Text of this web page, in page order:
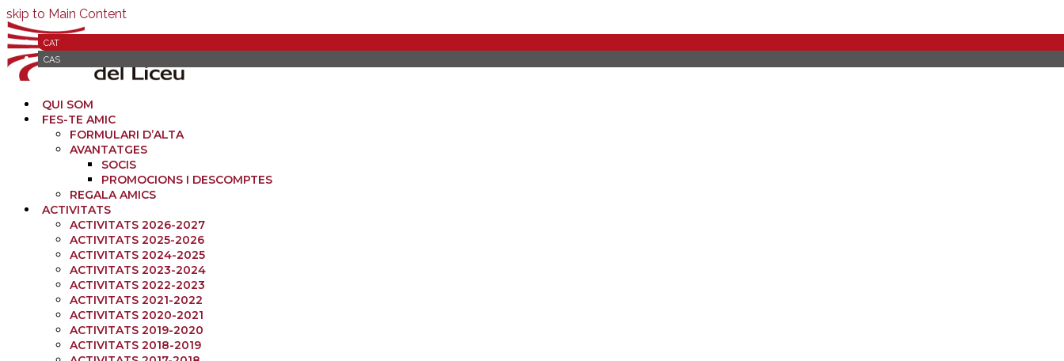
skip to Main Content
CAT
CAS
QUI SOM
FES-TE AMIC
FORMULARI D’ALTA
AVANTATGES
SOCIS
PROMOCIONS I DESCOMPTES
REGALA AMICS
ACTIVITATS
ACTIVITATS 2026-2027
ACTIVITATS 2025-2026
ACTIVITATS 2024-2025
ACTIVITATS 2023-2024
ACTIVITATS 2022-2023
ACTIVITATS 2021-2022
ACTIVITATS 2020-2021
ACTIVITATS 2019-2020
ACTIVITATS 2018-2019